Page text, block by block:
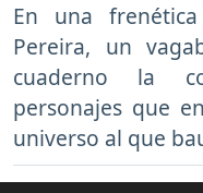
En una
Pereira, un
cuaderno la
personajes que
universo al que